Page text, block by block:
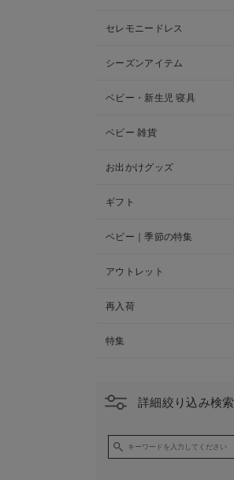
セレモニードレス
シーズンアイテム
ベビー・新生児 寝具
ベビー 雑貨
お出かけグッズ
ギフト
ベビー｜季節の特集
アウトレット
再入荷
特集
詳細絞り込み検索